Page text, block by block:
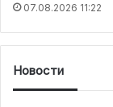
07.08.2026 11:22
Новости